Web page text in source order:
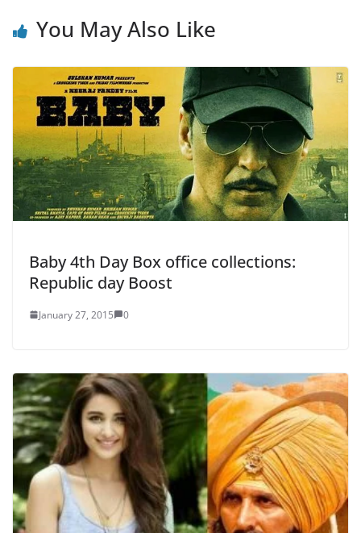
You May Also Like
Baby 4th Day Box office collections:
Republic day Boost
January 27, 2015 0